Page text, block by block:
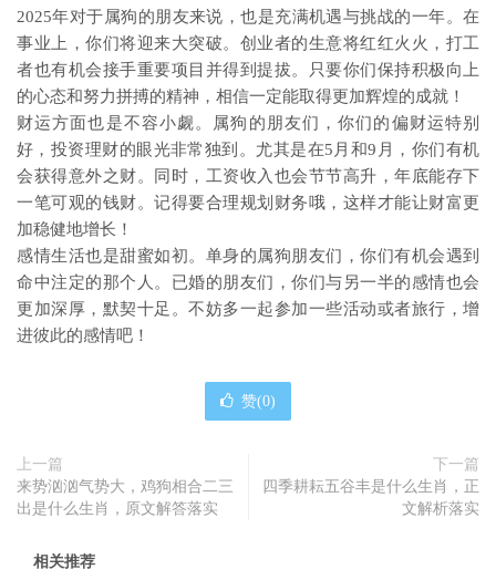
2025年对于属狗的朋友来说，也是充满机遇与挑战的一年。在
事业上，你们将迎来大突破。创业者的生意将红红火火，打工
者也有机会接手重要项目并得到提拔。只要你们保持积极向上
的心态和努力拼搏的精神，相信一定能取得更加辉煌的成就！
财运方面也是不容小觑。属狗的朋友们，你们的偏财运特别
好，投资理财的眼光非常独到。尤其是在5月和9月，你们有机
会获得意外之财。同时，工资收入也会节节高升，年底能存下
一笔可观的钱财。记得要合理规划财务哦，这样才能让财富更
加稳健地增长！
感情生活也是甜蜜如初。单身的属狗朋友们，你们有机会遇到
命中注定的那个人。已婚的朋友们，你们与另一半的感情也会
更加深厚，默契十足。不妨多一起参加一些活动或者旅行，增
进彼此的感情吧！
赞(0)
上一篇
来势汹汹气势大，鸡狗相合二三
出是什么生肖，原文解答落实
下一篇
四季耕耘五谷丰是什么生肖，正
文解析落实
相关推荐